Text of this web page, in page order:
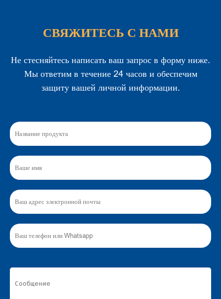
СВЯЖИТЕСЬ С НАМИ
Не стесняйтесь написать ваш запрос в форму ниже.
Мы ответим в течение 24 часов и обеспечим
защиту вашей личной информации.